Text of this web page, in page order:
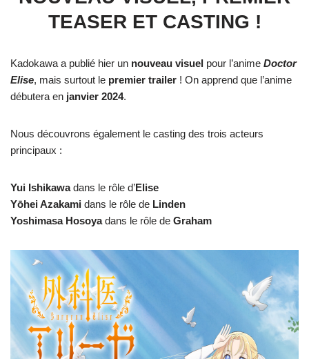
TEASER ET CASTING !
Kadokawa a publié hier un nouveau visuel pour l’anime Doctor
Elise, mais surtout le premier trailer ! On apprend que l’anime
débutera en janvier 2024.
Nous découvrons également le casting des trois acteurs
principaux :
Yui Ishikawadans le rôle d’Elise
Yōhei Azakami dans le rôle de Linden
Yoshimasa Hosoyadans le rôle de Graham